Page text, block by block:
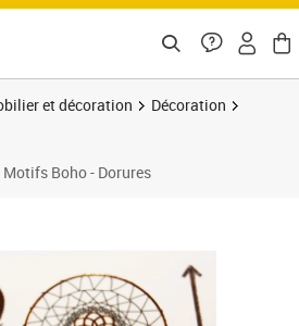
et décoration
Décoration
Boho - Dorures